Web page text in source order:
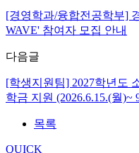
[경영학과/융합전공학부]
WAVE' 참여자 모집 안내
다음글
[학생지원팀] 2027학년도
학금 지원 (2026.6.15.(월)~
목록
QUICK